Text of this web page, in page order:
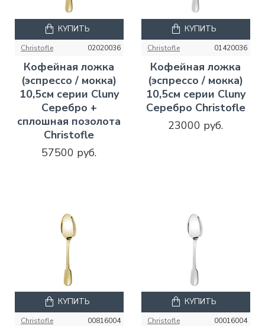
Christofle 02020036
Кофейная ложка
(эспрессо / мокка)
10,5см серии Cluny
Серебро +
сплошная позолота
Christofle
57500 руб.
КУПИТЬ
Christofle 01420036
Кофейная ложка
(эспрессо / мокка)
10,5см серии Cluny
Серебро Christofle
23000 руб.
КУПИТЬ
Christofle 00816004
КУПИТЬ
Christofle 00016004
КУПИТЬ